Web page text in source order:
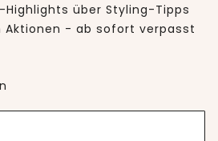
über Styling-Tipps
Aktionen - ab sofort verpasst